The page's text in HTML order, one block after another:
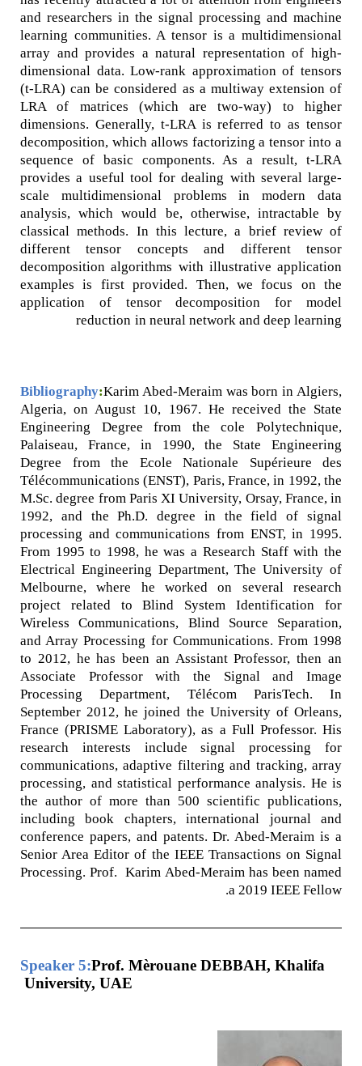
and researchers in the signal processing and machine
learning communities. A tensor is a multidimensional
array and provides a natural representation of high-
dimensional data. Low-rank approximation of tensors
(t-LRA) can be considered as a multiway extension of
LRA of matrices (which are two-way) to higher
dimensions. Generally, t-LRA is referred to as tensor
decomposition, which allows factorizing a tensor into a
sequence of basic components. As a result, t-LRA
provides a useful tool for dealing with several large-
scale multidimensional problems in modern data
analysis, which would be, otherwise, intractable by
classical methods. In this lecture, a brief review of
different tensor concepts and different tensor
decomposition algorithms with illustrative application
examples is first provided. Then, we focus on the
application of tensor decomposition for model
reduction in neural network and deep learning
Bibliography:Karim Abed-Meraim was born in Algiers,
Algeria, on August 10, 1967. He received the State
Engineering Degree from the cole Polytechnique,
Palaiseau, France, in 1990, the State Engineering
Degree from the Ecole Nationale Supérieure des
Télécommunications (ENST), Paris, France, in 1992, the
M.Sc. degree from Paris XI University, Orsay, France, in
1992, and the Ph.D. degree in the field of signal
processing and communications from ENST, in 1995.
From 1995 to 1998, he was a Research Staff with the
Electrical Engineering Department, The University of
Melbourne, where he worked on several research
project related to Blind System Identification for
Wireless Communications, Blind Source Separation,
and Array Processing for Communications. From 1998
to 2012, he has been an Assistant Professor, then an
Associate Professor with the Signal and Image
Processing Department, Télécom ParisTech. In
September 2012, he joined the University of Orleans,
France (PRISME Laboratory), as a Full Professor. His
research interests include signal processing for
communications, adaptive filtering and tracking, array
processing, and statistical performance analysis. He is
the author of more than 500 scientific publications,
including book chapters, international journal and
conference papers, and patents. Dr. Abed-Meraim is a
Senior Area Editor of the IEEE Transactions on Signal
Processing. Prof. Karim Abed-Meraim has been named
a 2019 IEEE Fellow.
Speaker 5:Prof. Mèrouane DEBBAH, Khalifa
University, UAE